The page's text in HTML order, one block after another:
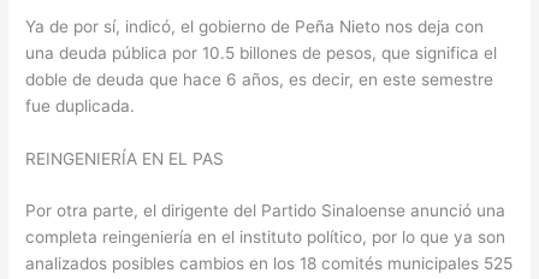
Ya de por sí, indicó, el gobierno de Peña Nieto nos deja con
una deuda pública por 10.5 billones de pesos, que significa el
doble de deuda que hace 6 años, es decir, en este semestre
fue duplicada.
REINGENIERÍA EN EL PAS
Por otra parte, el dirigente del Partido Sinaloense anunció una
completa reingeniería en el instituto político, por lo que ya son
analizados posibles cambios en los 18 comités municipales 525